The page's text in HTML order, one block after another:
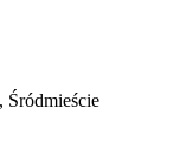
Śródmieście